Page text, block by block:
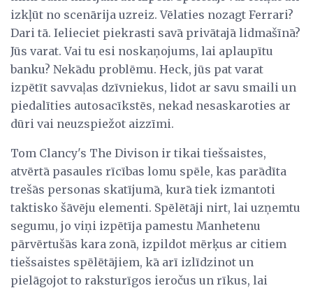
izkļūt no scenārija uzreiz. Vēlaties nozagt Ferrari?
Dari tā. Ielieciet piekrasti savā privātajā lidmašīnā?
Jūs varat. Vai tu esi noskaņojums, lai aplaupītu
banku? Nekādu problēmu. Heck, jūs pat varat
izpētīt savvaļas dzīvniekus, lidot ar savu smaili un
piedalīties autosacīkstēs, nekad nesaskaroties ar
dūri vai neuzspiežot aizzīmi.
Tom Clancy's The Divison ir tikai tiešsaistes,
atvērtā pasaules rīcības lomu spēle, kas parādīta
trešās personas skatījumā, kurā tiek izmantoti
taktisko šāvēju elementi. Spēlētāji nirt, lai uzņemtu
segumu, jo viņi izpētīja pamestu Manhetenu
pārvērtušās kara zonā, izpildot mērķus ar citiem
tiešsaistes spēlētājiem, kā arī izlīdzinot un
pielāgojot to raksturīgos ieročus un rīkus, lai